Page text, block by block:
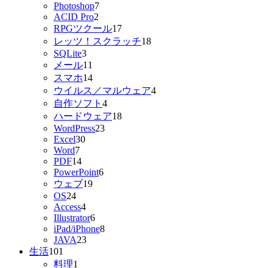
Photoshop7
ACID Pro2
RPGツクール17
レッツ！スクラッチ18
SQLite3
メール11
スマホ14
ウイルス／マルウェア4
自作ソフト 4
ハードウェア18
WordPress23
Excel30
Word7
PDF14
PowerPoint6
ウェブ19
OS24
Access4
Illustrator6
iPad/iPhone8
JAVA23
生活101
料理1